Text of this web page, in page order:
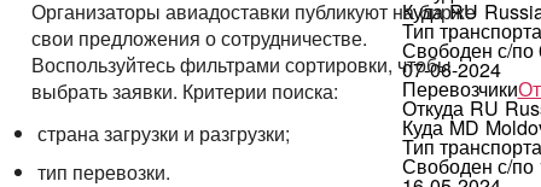
Куда RU
Тип транспорта
Свободен с/по
07-06-2024
Перевозчики
Откуда RU
Куда MD
Тип транспорта
Свободен с/по
Организаторы авиадоставки публикуют на бирже
свои предложения о сотрудничестве.
Воспользуйтесь фильтрами сортировки, чтобы
выбрать заявки. Критерии поиска:
страна загрузки и разгрузки;
тип перевозки.